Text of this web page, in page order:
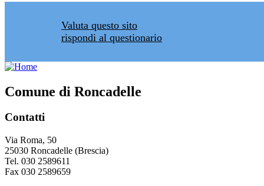
Valuta questo sito
rispondi al questionario
Comune di Roncadelle
Contatti
Via Roma, 50
25030 Roncadelle (Brescia)
Tel. 030 2589611
Fax 030 2589659